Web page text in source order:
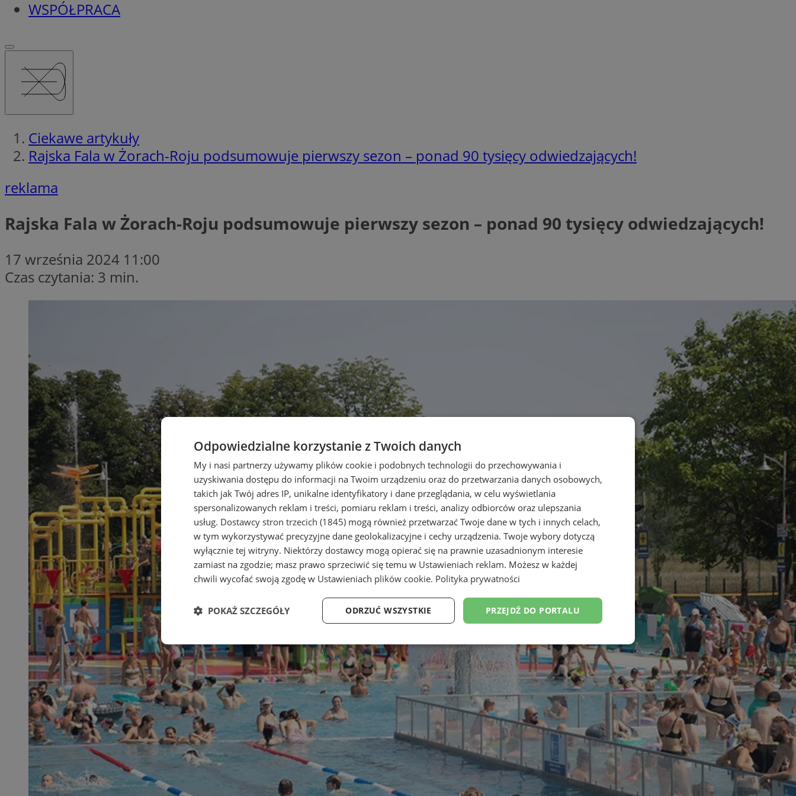
WSPÓŁPRACA
Ciekawe artykuły
Rajska Fala w Żorach-Roju podsumowuje pierwszy sezon – ponad 90 tysięcy odwiedzających!
reklama
Rajska Fala w Żorach-Roju podsumowuje pierwszy sezon – ponad 90 tysięcy odwiedzających!
17 września 2024 11:00
Czas czytania: 3 min.
Odpowiedzialne korzystanie z Twoich danych
My i nasi partnerzy używamy plików cookie i podobnych technologii do przechowywania i
uzyskiwania dostępu do informacji na Twoim urządzeniu oraz do przetwarzania danych osobowych,
takich jak Twój adres IP, unikalne identyfikatory i dane przeglądania, w celu wyświetlania
spersonalizowanych reklam i treści, pomiaru reklam i treści, analizy odbiorców oraz ulepszania
usług. Dostawcy stron trzecich (1845) mogą również przetwarzać Twoje dane w tych i innych celach,
w tym wykorzystywać precyzyjne dane geolokalizacyjne i cechy urządzenia. Twoje wybory dotyczą
wyłącznie tej witryny. Niektórzy dostawcy mogą opierać się na prawnie uzasadnionym interesie
zamiast na zgodzie; masz prawo sprzeciwić się temu w Ustawieniach reklam. Możesz w każdej
chwili wycofać swoją zgodę w Ustawieniach plików cookie. Polityka prywatności
PRZEJDŹ DO PORTALU
ODRZUĆ WSZYSTKIE
POKAŻ SZCZEGÓŁY
Niezbędne Wydajność Targetowanie Funkcjonalność Niesklasyfikowane
Niezbędne Wydajność Targetowanie Funkcjonalność Niesklasyfikowane
Niezbędne pliki cookie umożliwiają korzystanie z podstawowych funkcji strony internetowej, takich jak logowanie użytkownika i
zarządzanie kontem. Bez niezbędnych plików cookie nie można prawidłowo korzystać ze strony internetowej.
Provider/ Domena
przechowywania